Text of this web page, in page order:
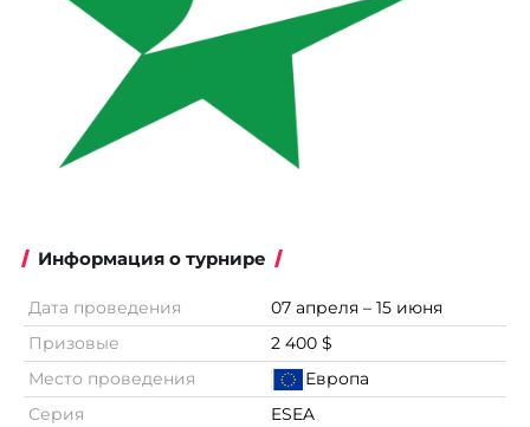
Информация о турнире
Дата проведения
07 апреля – 15 июня
Призовые
2 400 $
Место проведения
Европа
Серия
ESEA